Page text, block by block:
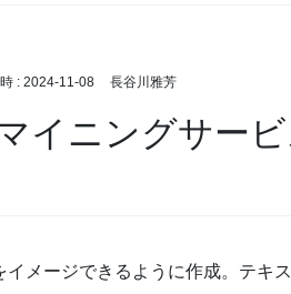
: 2024-11-08 長谷川雅芳
イニングサー
イメージできるように作成。テキ